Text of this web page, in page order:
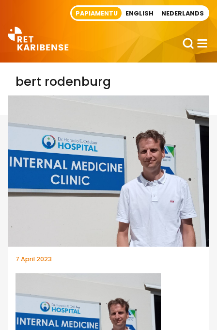
PAPIAMENTU ENGLISH NEDERLANDS
bert rodenburg
7 April 2023